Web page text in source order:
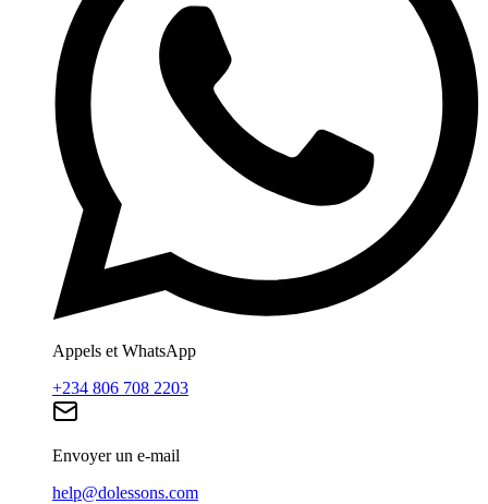
Appels et WhatsApp
+234 806 708 2203
Envoyer un e-mail
help@dolessons.com